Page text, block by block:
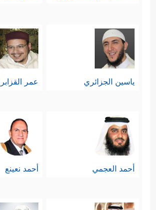
والمكابرة والإيذاء، فكان
وفي هذا تنبيهٌ لقريش
الذين تصِلُهم هذه الدعوة
رابعًا: في الخِتام يُذكِّر القرآن
الحقُّ الذي لا مفرَّ منه،
فيه المكذِّبون إلى ما كانوا
مالٍ وجاهٍ وقوةٍ وسلطان
ياسين الجزائري عمر
أحمد العجمي أحمد نعينع